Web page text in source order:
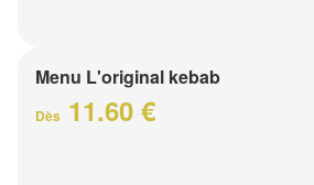
Menu L'original kebab
Dès 11.60 €